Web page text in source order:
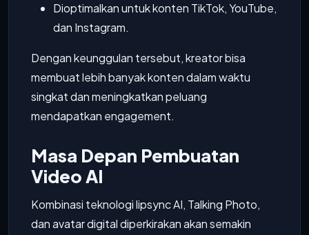
Dioptimalkan untuk konten TikTok, YouTube,
dan Instagram.
Dengan keunggulan tersebut, kreator bisa
membuat lebih banyak konten dalam waktu
singkat dan meningkatkan peluang
mendapatkan engagement.
Masa Depan Pembuatan
Video AI
Kombinasi teknologi lipsync AI, Talking Photo,
dan avatar digital diperkirakan akan semakin